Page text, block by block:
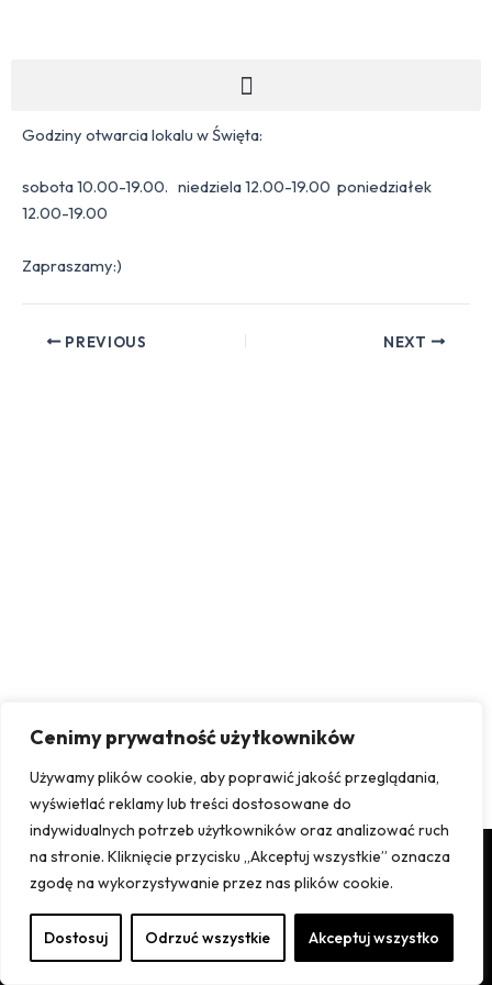
Cenimy prywatność użytkowników
Używamy plików cookie, aby poprawić jakość przeglądania,
wyświetlać reklamy lub treści dostosowane do
indywidualnych potrzeb użytkowników oraz analizować ruch
na stronie. Kliknięcie przycisku „Akceptuj wszystkie” oznacza
zgodę na wykorzystywanie przez nas plików cookie.
Dostosuj Odrzuć wszystkie Akceptuj wszystko
Menu
Godziny otwarcia lokalu w Święta:
sobota 10.00-19.00. niedziela 12.00-19.00 poniedziałek
12.00-19.00
Zapraszamy:)
PREVIOUS NEXT
2025 © Krzywachata. Wszelkie Prawa zastrzeżone.
Strone wykonała firma Aronmeiden